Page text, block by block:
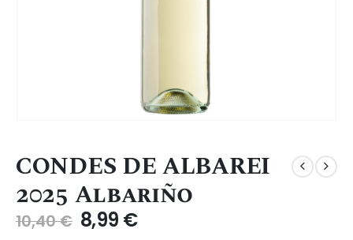
CONDES DE ALBAREI
2025 Albariño
10,40€ El
8,99 €El